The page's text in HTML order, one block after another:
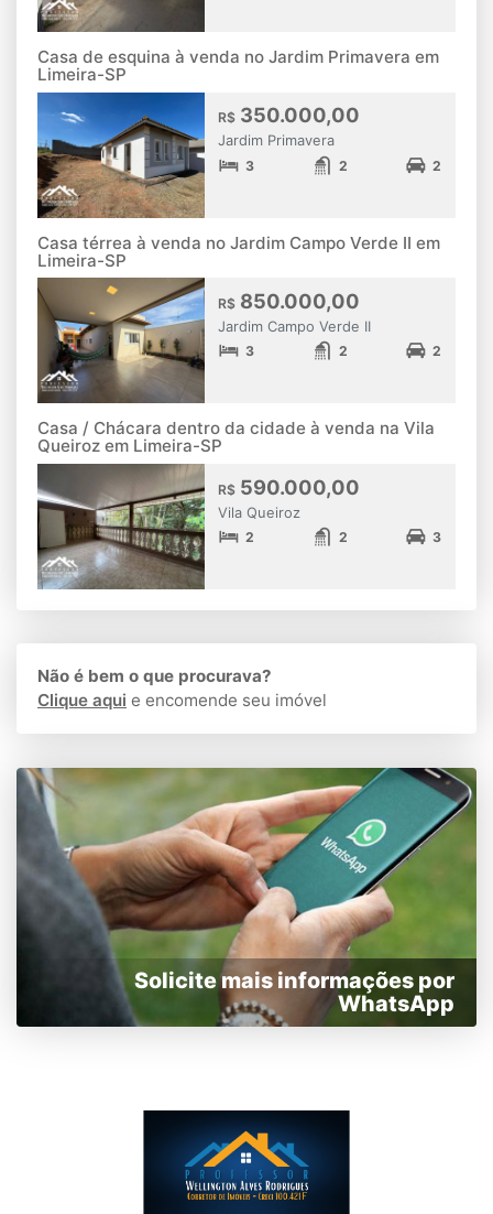
Casa de esquina à venda no Jardim Primavera em
Limeira-SP
R$ 350.000,00
Jardim Primavera
3 2 2
Casa térrea à venda no Jardim Campo Verde II em
Limeira-SP
R$ 850.000,00
Jardim Campo Verde II
3 2 2
Casa / Chácara dentro da cidade à venda na Vila
Queiroz em Limeira-SP
R$ 590.000,00
Vila Queiroz
2 2 3
Não é bem o que procurava?
Clique aqui e encomende seu imóvel
Solicite mais informações por
WhatsApp